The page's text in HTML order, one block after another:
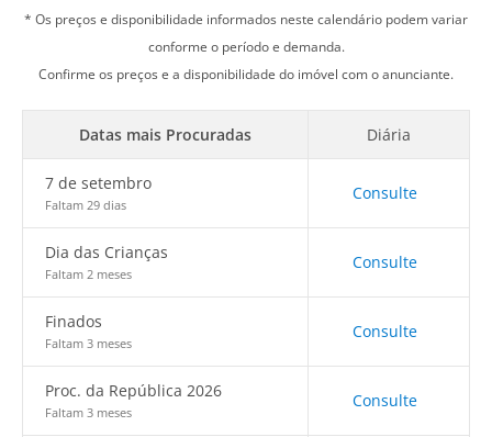
* Os preços e disponibilidade informados neste calendário podem variar
conforme o período e demanda.
Confirme os preços e a disponibilidade do imóvel com o anunciante.
Datas mais Procuradas Diária
7 de setembro
Faltam 29 dias
Consulte
Dia das Crianças
Faltam 2 meses
Consulte
Finados
Faltam 3 meses
Consulte
Proc. da República 2026
Faltam 3 meses
Consulte